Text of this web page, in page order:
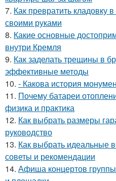
7. Как превратить кладовку
своими руками
8. Какие основные
внутри Кремля
9. Как заделать трещины в
эффективные методы
10. - Какова история
11. Почему батареи
физика и практика
12. Как выбрать размеры
руководство
13. Как выбрать идеальные
советы и рекомендации
14. Афиша концертов